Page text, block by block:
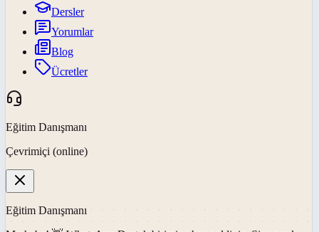
Dersler
Yorumlar
Blog
Ücretler
Eğitim Danışmanı
Çevrimiçi (online)
Eğitim Danışmanı